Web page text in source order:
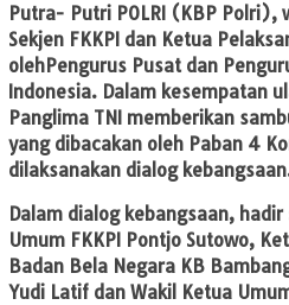
Putra- Putri POLRI (KBP Polri),
Sekjen FKKPI dan Ketua
olehPengurus Pusat dan
Indonesia. Dalam kesempatan
Panglima TNI memberikan
yang dibacakan oleh Paban 4
dilaksanakan dialog
Dalam dialog kebangsaan,
Umum FKKPI Pontjo Sutowo,
Badan Bela Negara KB
Yudi Latif dan Wakil Ketua